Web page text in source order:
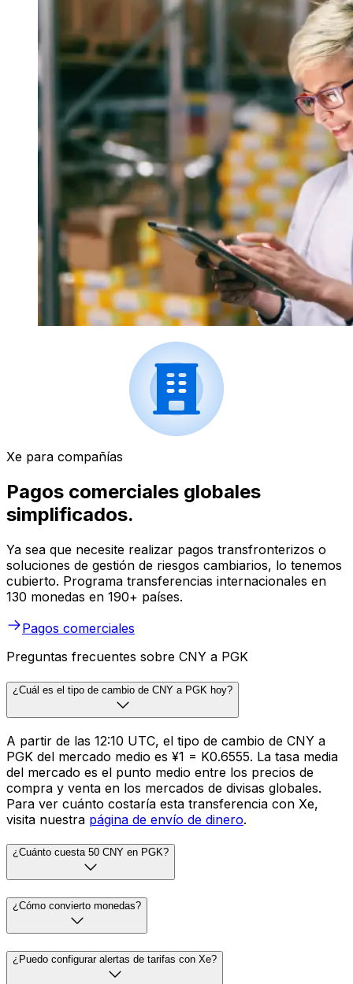
Xe para compañías
Pagos comerciales globales
simplificados.
Ya sea que necesite realizar pagos transfronterizos o
soluciones de gestión de riesgos cambiarios, lo tenemos
cubierto. Programa transferencias internacionales en
130 monedas en 190+ países.
Pagos comerciales
Preguntas frecuentes sobre CNY a PGK
¿Cuál es el tipo de cambio de CNY a PGK hoy?
A partir de las 12:10 UTC, el tipo de cambio de CNY a
PGK del mercado medio es ¥1 = K0.6555. La tasa media
del mercado es el punto medio entre los precios de
compra y venta en los mercados de divisas globales.
Para ver cuánto costaría esta transferencia con Xe,
visita nuestra página de envío de dinero.
¿Cuánto cuesta 50 CNY en PGK?
¿Cómo convierto monedas?
¿Puedo configurar alertas de tarifas con Xe?